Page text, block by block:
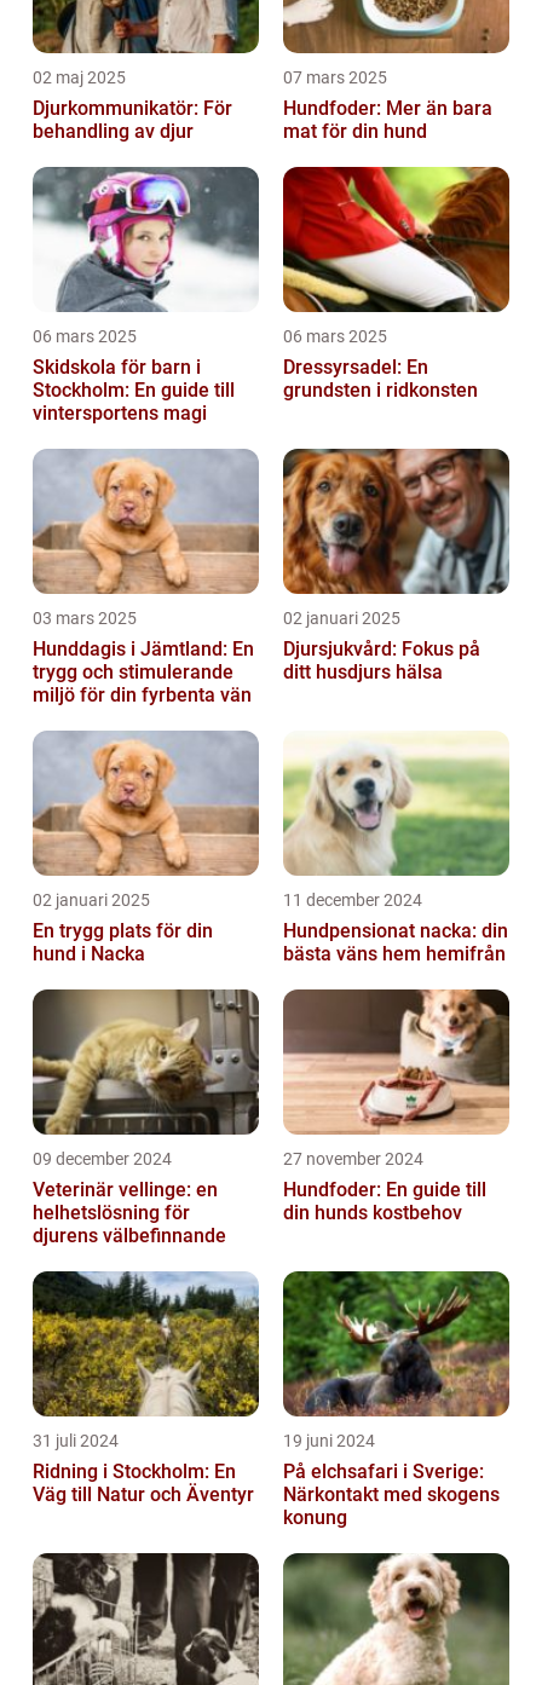
02 maj 2025
Djurkommunikatör: För
behandling av djur
07 mars 2025
Hundfoder: Mer än bara
mat för din hund
06 mars 2025
Skidskola för barn i
Stockholm: En guide till
vintersportens magi
06 mars 2025
Dressyrsadel: En
grundsten i ridkonsten
03 mars 2025
Hunddagis i Jämtland: En
trygg och stimulerande
miljö för din fyrbenta vän
02 januari 2025
Djursjukvård: Fokus på
ditt husdjurs hälsa
02 januari 2025
En trygg plats för din
hund i Nacka
11 december 2024
Hundpensionat nacka: din
bästa väns hem hemifrån
09 december 2024
Veterinär vellinge: en
helhetslösning för
djurens välbefinnande
27 november 2024
Hundfoder: En guide till
din hunds kostbehov
31 juli 2024
Ridning i Stockholm: En
Väg till Natur och Äventyr
19 juni 2024
På elchsafari i Sverige:
Närkontakt med skogens
konung